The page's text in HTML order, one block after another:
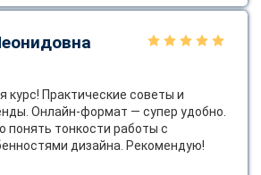
курс! Практические советы и
Онлайн-формат — супер удобно.
понять тонкости работы с
дизайна. Рекомендую!